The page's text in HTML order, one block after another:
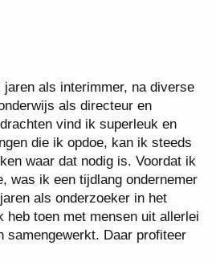
als interimmer, na diverse
als directeur en
vind ik superleuk en
die ik opdoe, kan ik steeds
waar dat nodig is. Voordat ik
was ik een tijdlang ondernemer
als onderzoeker in het
heb toen met mensen uit allerlei
samengewerkt. Daar profiteer